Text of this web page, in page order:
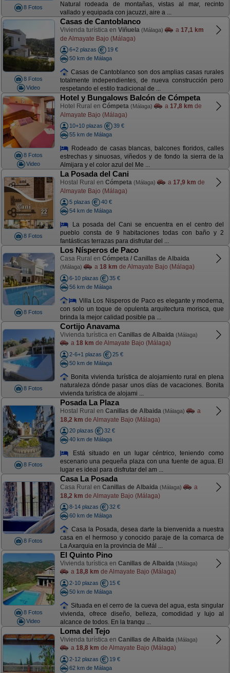
8 Fotos
Natural rodeada de montañas, vistas al mar, recinto
vallado y equipada con jacuzzi, aire a ...
8 Fotos
Video
Casas de Cantoblanco
Vivienda turística en Viñuela (Málaga) a 17,1 km
de Almayate Bajo (Málaga)
6+2 plazas
19 €
50 km de Málaga
Casas de Cantoblanco son dos amplias casas rurales
totalmente independientes, de nueva construcción pero
respetando el estilo tradicional de ...
8 Fotos
Video
Hotel y Bungalows Balcón de Cómpeta
Hotel Rural en Cómpeta (Málaga) a 17,8 km de
Almayate Bajo (Málaga)
10+10 plazas
39 €
55 km de Málaga
Rodeado de casas blancas, balcones floridos, calles
estrechas y sinuosas, viñedos y de fondo la sierra de la
Almijara y el color azul del Me ...
8 Fotos
La Posada del Cani
Hostal Rural en Cómpeta (Málaga) a 17,9 km de
Almayate Bajo (Málaga)
5 plazas
40 €
54 km de Málaga
La posada del Cani se encuentra en el centro del
pueblo consta de 9 habitaciones todas con baño y 2
fantásticas terrazas para disfrutar del ...
8 Fotos
Los Nísperos de Paco
Casa Rural en Cómpeta / Canillas de Albaida
(Málaga) a 18 km de Almayate Bajo (Málaga)
6-10 plazas
35 €
56 km de Málaga
Villa Los Nisperos de Paco es elegante y moderna,
con solo un toque de opulenta arquitectura morisca, que
brinda la mejor calidad posible pa ...
8 Fotos
Cortijo Anavama
Vivienda turística en Canillas de Albaida (Málaga)
a 18 km de Almayate Bajo (Málaga)
2-6+1 plazas
25 €
50 km de Málaga
Bonita vivienda turística de alojamiento rural en plena
naturaleza dónde pasar unos días de vacaciones. Bonita
vivienda turística de alojami ...
8 Fotos
Posada La Plaza
Hostal Rural en Canillas de Albaida (Málaga)
a
18,2 km de Almayate Bajo (Málaga)
20 plazas
32 €
40 km de Málaga
Está situado en un lugar céntrico, teniendo como
escenario una pequeña plaza con una fuente de agua. El
lugar es ideal para disfrutar del am ...
8 Fotos
Casa La Posada
Casa Rural en Canillas de Albaida (Málaga)
a
18,2 km de Almayate Bajo (Málaga)
8-14 plazas
32 €
60 km de Málaga
Casa la Posada, desea darte la bienvenida a nuestra
casa en el hermoso y conocido paraje de la comarca de
La Axarquia en la provincia de Mál ...
8 Fotos
Video
El Quinto Pino
Vivienda turística en Canillas de Albaida (Málaga)
a 18,8 km de Almayate Bajo (Málaga)
2-10 plazas
15 €
50 km de Málaga
Situada en el cerro de la cueva del agua, esta singular
vivienda, ofrece diseño, belleza, comodidad y lujo al
alcance de todos. En la tranqu ...
Loma del Tejo
Vivienda turística en Canillas de Albaida (Málaga)
a 18,8 km de Almayate Bajo (Málaga)
2-12 plazas
19 €
62 km de Málaga